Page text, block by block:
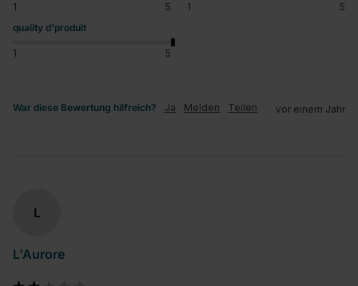
1 5 1
5
quality d'produit
1 5
War diese Bewertung hilfreich? Ja Melden Teilen vor einem Jahr
L
L'Aurore